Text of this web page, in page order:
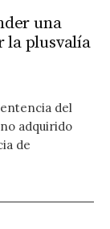
una
la plusvalía
del
adquirido
de